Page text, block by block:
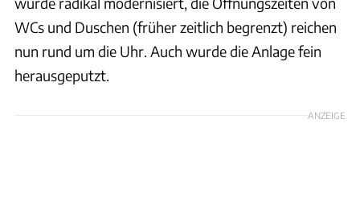
WCs und Duschen (früher zeitlich begrenzt) reichen
nun rund um die Uhr. Auch wurde die Anlage fein
herausgeputzt.
ANZEIGE